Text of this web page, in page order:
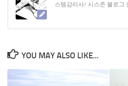
스템감리사/ 시스존 블로그
YOU MAY ALSO LIKE...